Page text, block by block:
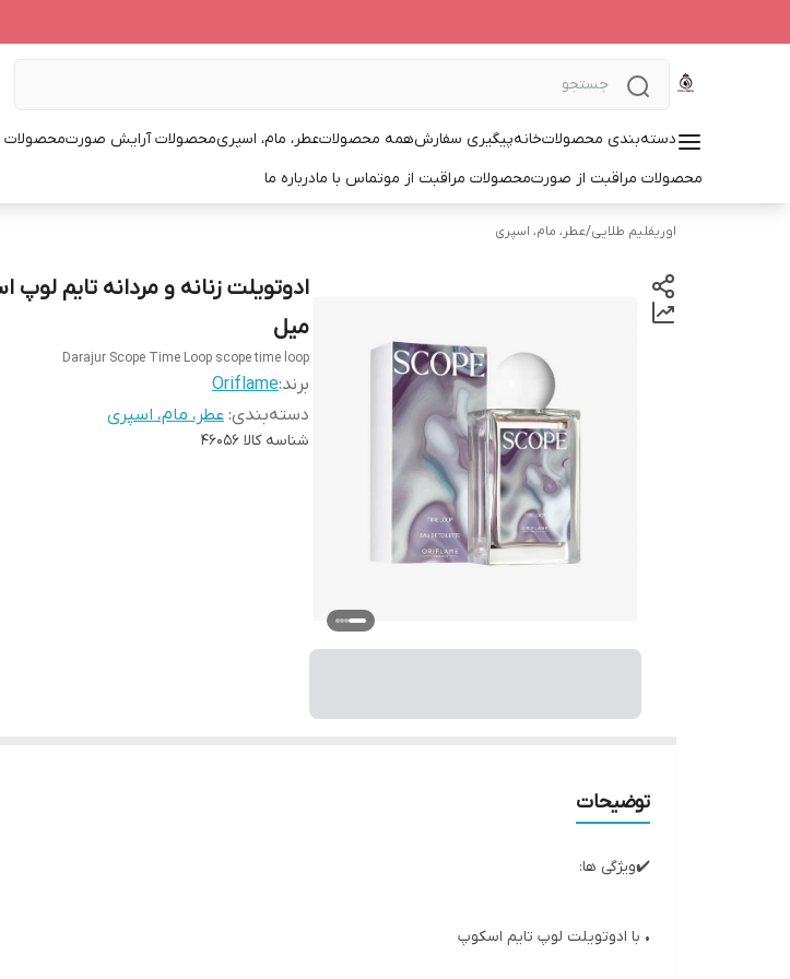
دسته‌بندی محصولاتخانهپیگیری سفارشهمه محصولاتعطر، مام، اسپریمحصولات آرایش صورتمحصولات
محصولات مراقبت از صورتمحصولات مراقبت از موتماس با مادرباره ما
اوریفلیم طلایی/عطر، مام، اسپری
میل
Darajur Scope Time Loop scope time loop
برند:Oriflame
دسته‌بندی: عطر، مام، اسپری
شناسه کالا 46056
توضیحات
✔️ویژگی ها:
• با ادوتویلت لوپ تایم اسکوپ